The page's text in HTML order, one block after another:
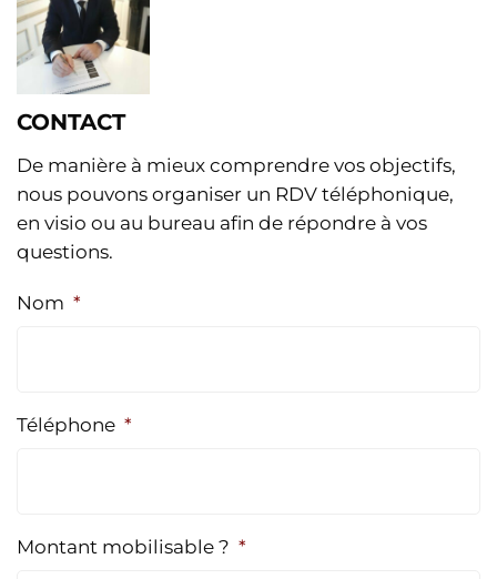
CONTACT
De manière à mieux comprendre vos objectifs,
nous pouvons organiser un RDV téléphonique,
en visio ou au bureau afin de répondre à vos
questions.
Nom *
Téléphone *
Montant mobilisable ? *